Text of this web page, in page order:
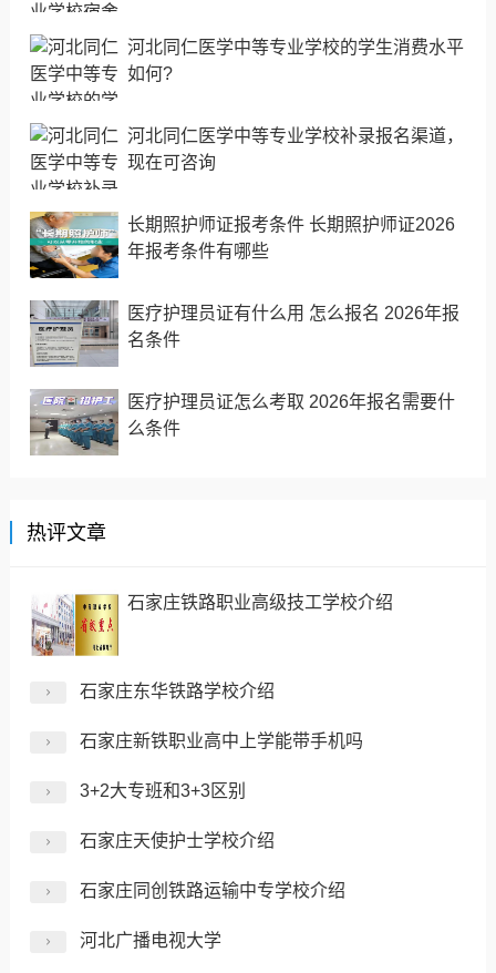
河北同仁医学中等专业学校的学生消费水平
如何?
河北同仁医学中等专业学校补录报名渠道，
现在可咨询
长期照护师证报考条件 长期照护师证2026
年报考条件有哪些
医疗护理员证有什么用 怎么报名 2026年报
名条件
医疗护理员证怎么考取 2026年报名需要什
么条件
热评文章
石家庄铁路职业高级技工学校介绍
石家庄东华铁路学校介绍
石家庄新铁职业高中上学能带手机吗
3+2大专班和3+3区别
石家庄天使护士学校介绍
石家庄同创铁路运输中专学校介绍
河北广播电视大学